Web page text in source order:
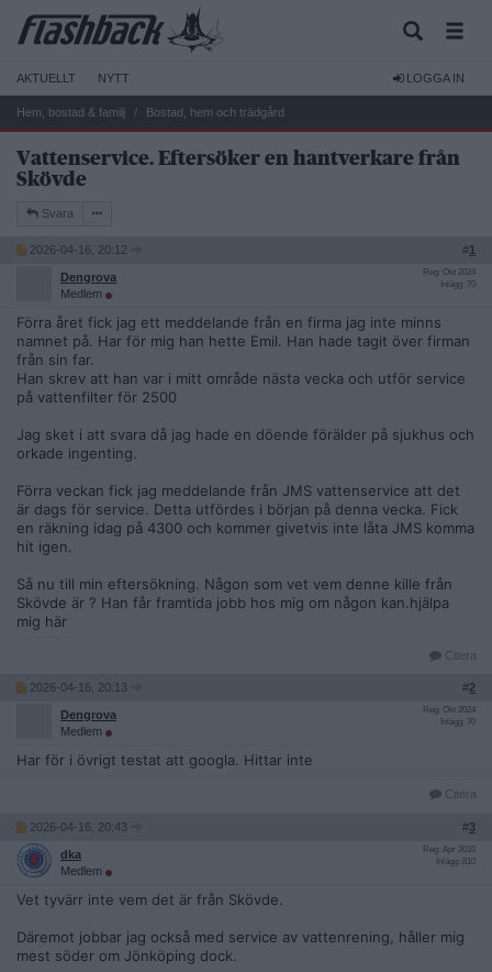
AKTUELLT NYTT LOGGA IN
Hem, bostad & familj Bostad, hem och trädgård
Vattenservice. Eftersöker en hantverkare från
Skövde
Svara
2026-04-16, 20:12 #1
Dengrova
Medlem
Reg: Okt 2024
Inlägg: 70
Förra året fick jag ett meddelande från en firma jag inte minns
namnet på. Har för mig han hette Emil. Han hade tagit över firman
från sin far.
Han skrev att han var i mitt område nästa vecka och utför service
på vattenfilter för 2500
Jag sket i att svara då jag hade en döende förälder på sjukhus och
orkade ingenting.
Förra veckan fick jag meddelande från JMS vattenservice att det
är dags för service. Detta utfördes i början på denna vecka. Fick
en räkning idag på 4300 och kommer givetvis inte låta JMS komma
hit igen.
Så nu till min eftersökning. Någon som vet vem denne kille från
Skövde är ? Han får framtida jobb hos mig om någon kan.hjälpa
mig här
Citera
2026-04-16, 20:13 #2
Dengrova
Medlem
Reg: Okt 2024
Inlägg: 70
Har för i övrigt testat att googla. Hittar inte
Citera
2026-04-16, 20:43 #3
dka
Medlem
Reg: Apr 2010
Inlägg: 810
Vet tyvärr inte vem det är från Skövde.
Däremot jobbar jag också med service av vattenrening, håller mig
mest söder om Jönköping dock.